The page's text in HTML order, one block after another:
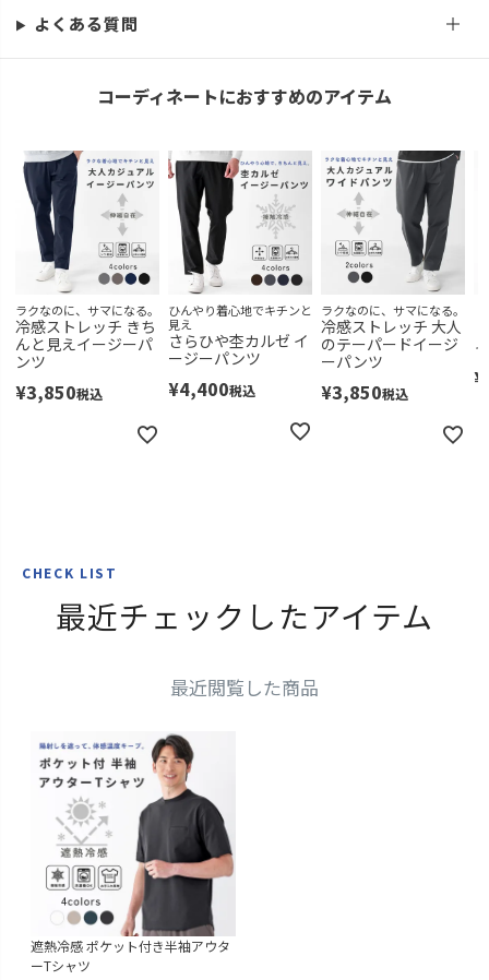
よくある質問
コーディネートにおすすめのアイテム
ラクなのに、サマになる。
冷感ストレッチ きち
んと見えイージーパ
ンツ
¥3,850税込
ひんやり着心地でキチンと
見え
さらひや杢カルゼ イ
ージーパンツ
¥4,400税込
ラクなのに、サマになる。
冷感ストレッチ 大人
のテーパードイージ
ーパンツ
¥3,850税込
¥
CHECK LIST
最近チェックしたアイテム
最近閲覧した商品
遮熱冷感 ポケット付き半袖アウタ
ーTシャツ